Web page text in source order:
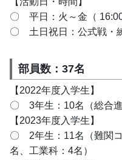
〇　平日：火～金（
〇　土日祝日：公式戦・
部員数：37名
【2022年度入学生】
〇　3年生：10名（総合
【2023年度入学生】
〇　2年生：11名（難関
名、工業科：4名）